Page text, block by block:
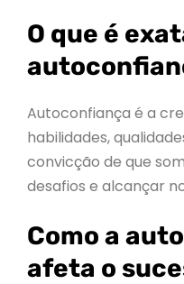
O que é
Autoconfiança é a
habilidades,
convicção de que
desafios e alcançar
Como a
afeta o